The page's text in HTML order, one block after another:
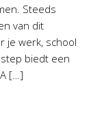
Steeds
van dit
je werk, school
biedt een
[…]